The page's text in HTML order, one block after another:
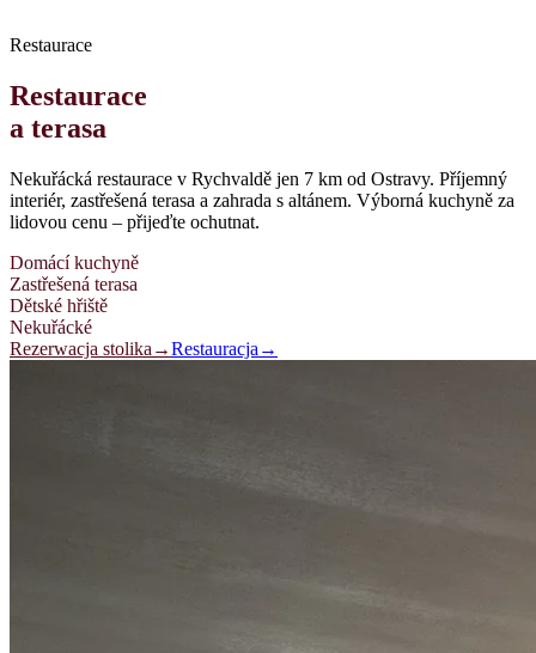
Restaurace
Restaurace
a terasa
Nekuřácká restaurace v Rychvaldě jen 7 km od Ostravy. Příjemný
interiér, zastřešená terasa a zahrada s altánem. Výborná kuchyně za
lidovou cenu – přijeďte ochutnat.
Domácí kuchyně
Zastřešená terasa
Dětské hřiště
Nekuřácké
Rezerwacja stolika →Restauracja →